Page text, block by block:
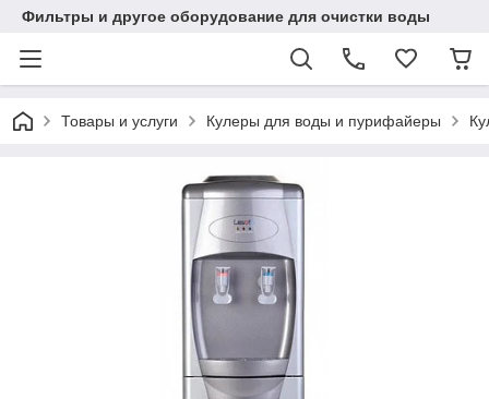
Фильтры и другое оборудование для очистки воды
Товары и услуги Кулеры для воды и пурифайеры